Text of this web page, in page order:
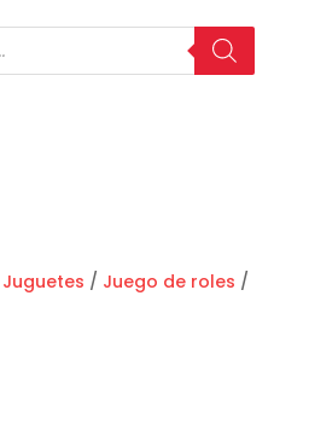
Juguetes / Juego de roles /